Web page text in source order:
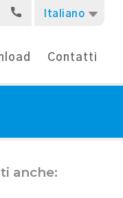
Italiano
Contatti
anche: